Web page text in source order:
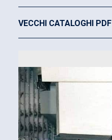
VECCHI CATALOGHI PDF